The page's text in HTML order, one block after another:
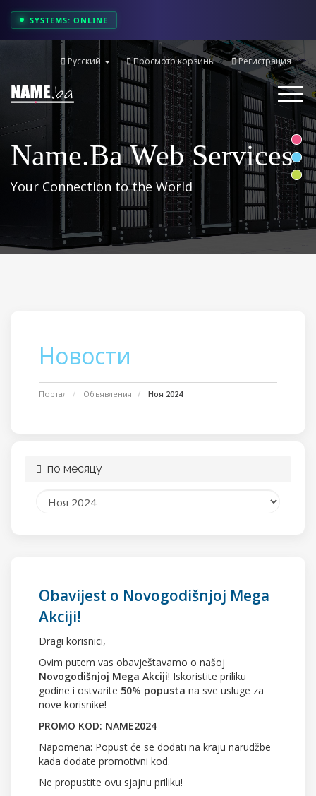
SYSTEMS: ONLINE
Русский Просмотр корзины Регистрация
Toggle
Name.ba Web Services
Your Connection to the World
Новости
Портал Объявления Ноя 2024
по месяцу
Obavijest o Novogodišnjoj Mega
Akciji!
Dragi korisnici,
Ovim putem vas obavještavamo o našoj
Novogodišnjoj Mega Akciji! Iskoristite priliku
godine i ostvarite 50% popusta na sve usluge za
nove korisnike!
PROMO KOD: NAME2024
Napomena: Popust će se dodati na kraju narudžbe
kada dodate promotivni kod.
Ne propustite ovu sjajnu priliku!